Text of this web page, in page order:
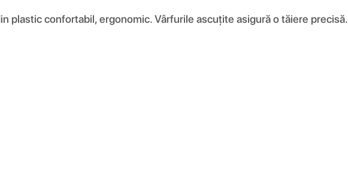
plastic confortabil, ergonomic. Vârfurile ascuțite asigură o tăiere precisă.